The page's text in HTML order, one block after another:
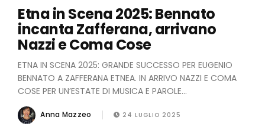
Etna in Scena 2025: Bennato
incanta Zafferana, arrivano
Nazzi e Coma Cose
ETNA IN SCENA 2025: GRANDE SUCCESSO PER EUGENIO
BENNATO A ZAFFERANA ETNEA. IN ARRIVO NAZZI E COMA
COSE PER UN’ESTATE DI MUSICA E PAROLE...
Anna Mazzeo 24 LUGLIO 2025